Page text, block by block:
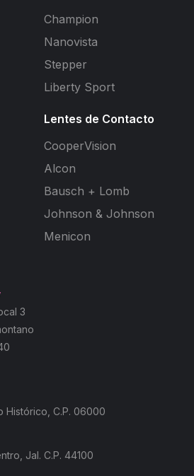
Champion
Nanovista
Stepper
Liberty Sport
Lentes de Contacto
CooperVision
Alcon
Bausch + Lomb
Johnson & Johnson
Menicon
3
Histórico, C.P. 06000
Jal. C.P. 44100